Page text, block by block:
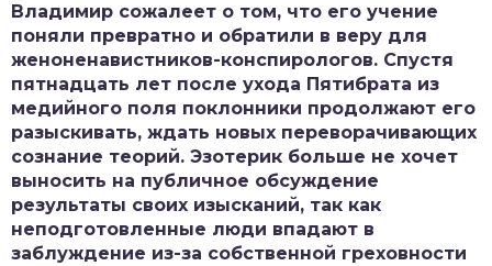
Владимир сожалеет о том, что его учение
поняли превратно и обратили в веру для
женоненавистников-конспирологов. Спустя
пятнадцать лет после ухода Пятибрата из
медийного поля поклонники продолжают его
разыскивать, ждать новых переворачивающих
сознание теорий. Эзотерик больше не хочет
выносить на публичное обсуждение
результаты своих изысканий, так как
неподготовленные люди впадают в
заблуждение из-за собственной греховности